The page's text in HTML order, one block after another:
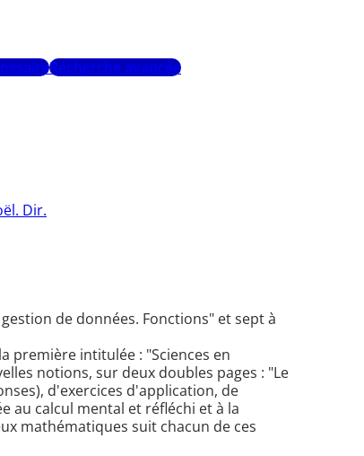
Recherche avancée
Dir.
de données. Fonctions" et sept à
première intitulée : "Sciences en
notions, sur deux doubles pages : "Le
d'exercices d'application, de
au calcul mental et réfléchi et à la
mathématiques suit chacun de ces